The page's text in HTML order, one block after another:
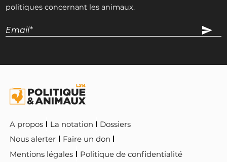
politiques concernant les animaux.
A propos La notation
Dossiers
Nous alerter
Faire un don
Mentions légales
Politique de confidentialité